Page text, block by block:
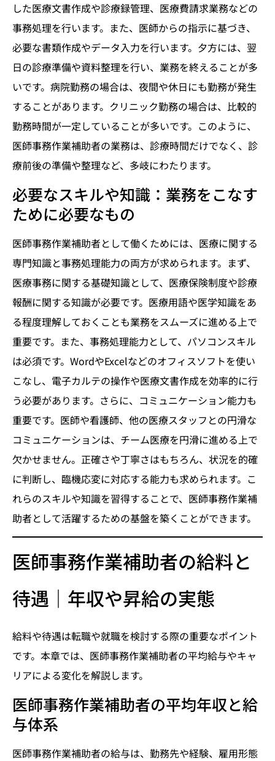
した医療文書作成や診療録管理、医療費請求業務などの
事務処理を行います。また、医師からの指示に基づき、
必要な書類作成やデータ入力を行います。夕方には、翌
日の診療準備や資料整理を行い、業務を終えることが多
いです。病院勤務の場合は、夜間や休日にも勤務が発生
することがあります。クリニック勤務の場合は、比較的
勤務時間が一定していることが多いです。このように、
医師事務作業補助者の業務は、診療時間だけでなく、診
療前後の準備や整理など、多岐にわたります。
必要なスキルや知識：業務をこなす
ために必要なもの
医師事務作業補助者として働くためには、医療に関する
専門知識と事務処理能力の両方が求められます。まず、
医療事務に関する基礎知識として、医療保険制度や診療
報酬に関する知識が必要です。医療用語や医学知識をあ
る程度理解しておくことも業務をスムーズに進める上で
重要です。また、事務処理能力として、パソコンスキル
は必須です。WordやExcelなどのオフィスソフトを使い
こなし、電子カルテの操作や医療文書作成を効率的に行
う必要があります。さらに、コミュニケーション能力も
重要です。医師や看護師、他の医療スタッフとの円滑な
コミュニケーションは、チーム医療を円滑に進める上で
欠かせません。正確さや丁寧さはもちろん、状況を的確
に判断し、臨機応変に対応する能力も求められます。こ
れらのスキルや知識を習得することで、医師事務作業補
助者として活躍するための基盤を築くことができます。
医師事務作業補助者の給料と
待遇｜年収や昇給の実態
給料や待遇は転職や就職を検討する際の重要なポイント
です。本章では、医師事務作業補助者の平均給与やキャ
リアによる変化を解説します。
医師事務作業補助者の平均年収と給
与体系
医師事務作業補助者の給与は、勤務先や経験、雇用形態